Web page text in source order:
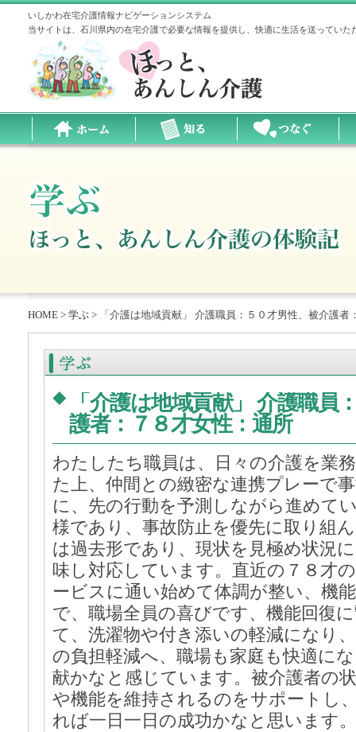
いしかわ在宅介護情報ナビゲーションシステム
当サイトは、石川県内の在宅介護で必要な情報を提供し、快適に生活を送っていた
HOME > 学ぶ > 「介護は地域貢献」 介護職員：５０才男性、被介護者
◆
「介護は地域貢献」 介護職員
護者：７８才女性：通所
わたしたち職員は、日々の介護を業
た上、仲間との緻密な連携プレーで
に、先の行動を予測しながら進めて
様であり、事故防止を優先に取り組
は過去形であり、現状を見極め状況
味し対応しています。直近の７８才
ービスに通い始めて体調が整い、機
で、職場全員の喜びです、機能回復
て、洗濯物や付き添いの軽減になり
の負担軽減へ、職場も家庭も快適に
献かなと感じています。被介護者の
や機能を維持されるのをサポートし
れば一日一日の成功かなと思います。